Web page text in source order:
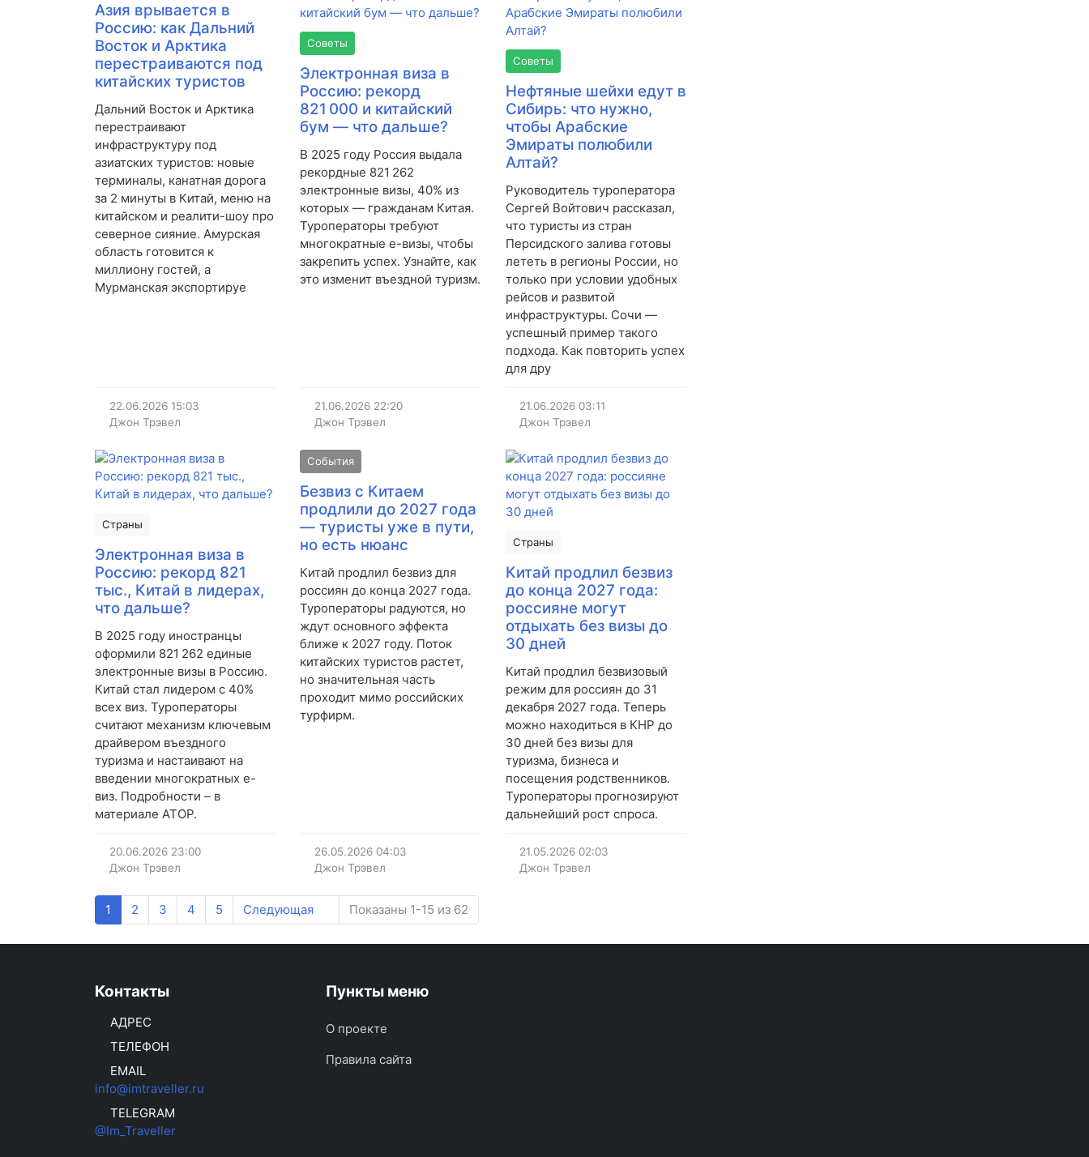
Азия врывается в
Россию: как Дальний
Восток и Арктика
перестраиваются под
китайских туристов
Дальний Восток и Арктика
перестраивают
инфраструктуру под
азиатских туристов: новые
терминалы, канатная дорога
за 2 минуты в Китай, меню на
китайском и реалити-шоу про
северное сияние. Амурская
область готовится к
миллиону гостей, а
Мурманская экспортируе
22.06.2026 15:03
Джон Трэвел
Советы
Электронная виза в
Россию: рекорд
821 000 и китайский
бум — что дальше?
В 2025 году Россия выдала
рекордные 821 262
электронные визы, 40% из
которых — гражданам Китая.
Туроператоры требуют
многократные е-визы, чтобы
закрепить успех. Узнайте, как
это изменит въездной туризм.
21.06.2026 22:20
Джон Трэвел
Советы
Нефтяные шейхи едут в
Сибирь: что нужно,
чтобы Арабские
Эмираты полюбили
Алтай?
Руководитель туроператора
Сергей Войтович рассказал,
что туристы из стран
Персидского залива готовы
лететь в регионы России, но
только при условии удобных
рейсов и развитой
инфраструктуры. Сочи —
успешный пример такого
подхода. Как повторить успех
для дру
21.06.2026 03:11
Джон Трэвел
Страны
Электронная виза в
Россию: рекорд 821
тыс., Китай в лидерах,
что дальше?
В 2025 году иностранцы
оформили 821 262 единые
электронные визы в Россию.
Китай стал лидером с 40%
всех виз. Туроператоры
считают механизм ключевым
драйвером въездного
туризма и настаивают на
введении многократных е-
виз. Подробности – в
материале АТОР.
20.06.2026 23:00
Джон Трэвел
События
Безвиз с Китаем
продлили до 2027 года
— туристы уже в пути,
но есть нюанс
Китай продлил безвиз для
россиян до конца 2027 года.
Туроператоры радуются, но
ждут основного эффекта
ближе к 2027 году. Поток
китайских туристов растет,
но значительная часть
проходит мимо российских
турфирм.
26.05.2026 04:03
Джон Трэвел
Страны
Китай продлил безвиз
до конца 2027 года:
россияне могут
отдыхать без визы до
30 дней
Китай продлил безвизовый
режим для россиян до 31
декабря 2027 года. Теперь
можно находиться в КНР до
30 дней без визы для
туризма, бизнеса и
посещения родственников.
Туроператоры прогнозируют
дальнейший рост спроса.
21.05.2026 02:03
Джон Трэвел
1 2 3 4 5 Следующая Показаны 1-15 из 62
Контакты
АДРЕС
ТЕЛЕФОН
EMAIL
info@imtraveller.ru
TELEGRAM
@Im_Traveller
Пункты меню
О проекте
Правила сайта